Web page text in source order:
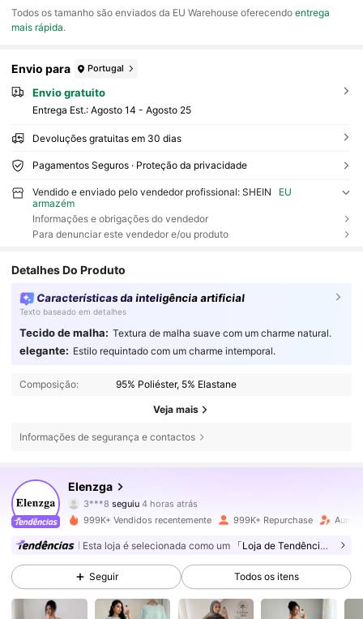
Todos os tamanho são enviados da EU Warehouse oferecendoentrega
mais rápida.
Envio para Portugal
Envio gratuito
Entrega Est.: Agosto 14 - Agosto 25
Devoluções gratuitas em 30 dias
Pagamentos Seguros · Proteção da privacidade
Vendido e enviado pelo vendedor profissional: SHEIN
EU
armazém
Informações e obrigações do vendedor
Para denunciar este vendedor e/ou produto
Detalhes Do Produto
Características da inteligência artificial
Texto baseado em detalhes
Tecido de malha: Textura de malha suave com um charme natural.
elegante: Estilo requintado com um charme intemporal.
Composição: 95% Poliéster, 5% Elastane
Veja mais
Informações de segurança e contactos
Elenzga
3***8seguiu
n***5está a navegar
4,77
3M Seguidores
4,77 3M Seguidores
999K+ Vendidos recentemente 999K+ Repurchase
Esta loja é selecionada como um 「Loja de Tendências」
Seguir Todos os itens